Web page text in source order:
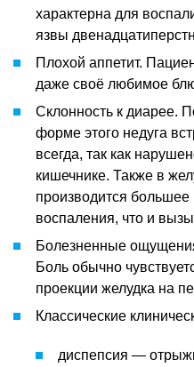
характерна для
язвы
Плохой аппетит.
даже своё любимое
Склонность к диарее.
форме этого недуга
всегда, так как
кишечнике. Также в
производится большее
воспаления, что и
Болезненные
Боль обычно
проекции желудка на
Классические
диспепсия —